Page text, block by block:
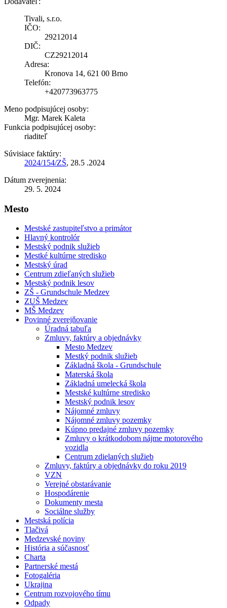
Tivali, s.r.o.
IČO:
29212014
DIČ:
CZ29212014
Adresa:
Kronova 14, 621 00 Brno
Telefón:
+420773963775
Meno podpisujúcej osoby:
Mgr. Marek Kaleta
Funkcia podpisujúcej osoby:
riaditeľ
Súvisiace faktúry:
2024/154/ZŠ, 28.5 .2024
Dátum zverejnenia:
29. 5. 2024
Mesto
Mestské zastupiteľstvo a primátor
Hlavný kontrolór
Mestský podnik služieb
Mestké kultúrne stredisko
Mestský úrad
Centrum zdieľaných služieb
Mestský podnik lesov
ZŠ - Grundschule Medzev
ZUŠ Medzev
MŠ Medzev
Povinné zverejňovanie
Úradná tabuľa
Zmluvy, faktúry a objednávky
Mesto Medzev
Mestký podnik služieb
Základná škola - Grundschule
Materská škola
Základná umelecká škola
Mestské kultúrne stredisko
Mestský podnik lesov
Nájomné zmluvy
Nájomné zmluvy pozemky
Kúpno predajné zmluvy pozemky
Zmluvy o krátkodobom nájme motorového
vozidla
Centrum zdielaných služieb
Zmluvy, faktúry a objednávky do roku 2019
VZN
Verejné obstarávanie
Hospodárenie
Dokumenty mesta
Sociálne služby
Mestská polícia
Tlačivá
Medzevské noviny
História a súčasnosť
Charta
Partnerské mestá
Fotogaléria
Ukrajina
Centrum rozvojového tímu
Odpady